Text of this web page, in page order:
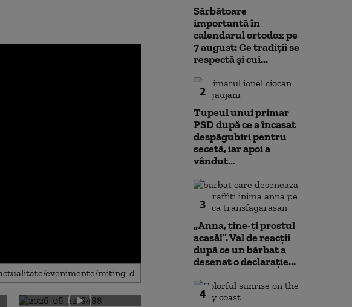
Sărbătoare
importantă în
calendarul ortodox pe
7 august: Ce tradiții se
respectă și cui...
2
Tupeul unui primar
PSD după ce a încasat
despăgubiri pentru
secetă, iar apoi a
vândut...
3
„Anna, ţine-ţi prostul
acasă!”. Val de reacții
după ce un bărbat a
desenat o declarație...
4